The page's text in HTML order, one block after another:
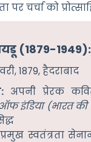
चर्चा को
(1879-
1879, हैदराबाद
अपनी प्रेरक
इंडिया (भारत
स्वतंत्रता